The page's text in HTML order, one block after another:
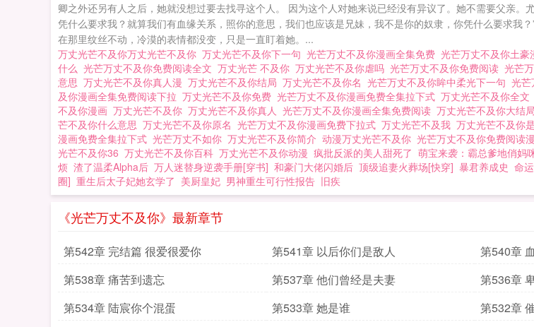
卿之外还另有人之后，她就没想过要去找寻这个人。 因为这个人对她来说已经没有异议了。她不需要父亲
凭什么要求我？就算我们有血缘关系，照你的意思，我们也应该是兄妹，我不是你的奴隶，你凭什么要求我
在那里纹丝不动，冷漠的表情都没变，只是一直盯着她。...
万丈光芒不及你万丈光芒不及你 万丈光芒不及你下一句 光芒万丈不及你漫画全集免费 光芒万丈不及你土
什么 光芒万丈不及你免费阅读全文 万丈光芒 不及你 万丈光芒不及你虐吗 光芒万丈不及你免费阅读 光芒
意思 万丈光芒不及你真人漫 万丈光芒不及你结局 万丈光芒不及你名 光芒万丈不及你眸中柔光下一句 光芒
及你漫画全集免费阅读下拉 万丈光芒不及你免费 光芒万丈不及你漫画免费全集拉下式 万丈光芒不及你全文
不及你漫画 万丈光芒不及你 万丈光芒不及你真人 光芒万丈不及你漫画全集免费阅读 万丈光芒不及你大结局
芒不及你什么意思 万丈光芒不及你原名 光芒万丈不及你漫画免费下拉式 万丈光芒不及我 万丈光芒不及你
漫画免费全集拉下式 光芒万丈不如你 万丈光芒不及你简介 动漫万丈光芒不及你 光芒万丈不及你免费阅读
光芒不及你36 万丈光芒不及你百科 万丈光芒不及你动漫 疯批反派的美人甜死了 萌宝来袭：霸总爹地俏妈
烦 渣了温柔Alpha后 万人迷替身逆袭手册[穿书] 和豪门大佬闪婚后 顶级追妻火葬场[快穿] 暴君养成史 命
圈] 重生后太子妃她玄学了 美厨皇妃 男神重生可行性报告 旧疾
《光芒万丈不及你》最新章节
第542章 完结篇 很爱很爱你 第541章 以后你们是敌人 第540章
第538章 痛苦到遗忘
第537章 他们曾经是夫妻 第536章
第534章 陆宸你个混蛋
第533章 她是谁 第532章